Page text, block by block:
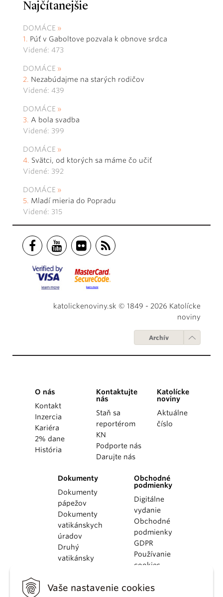
Vaše nastavenie cookies
Najčítanejšie
DOMÁCE
Púť v Gaboltove pozvala k obnove srdca
Videné: 473
DOMÁCE
Nezabúdajme na starých rodičov
Videné: 439
DOMÁCE
A bola svadba
Videné: 399
DOMÁCE
Svätci, od ktorých sa máme čo učiť
Videné: 392
DOMÁCE
Mladí mieria do Popradu
Videné: 315
katolickenoviny.sk © 1849 - 2026 Katolícke
noviny
Archív
O nás
Kontakt
Inzercia
Kariéra
2% dane
História
Kontaktujte
nás
Staň sa
reportérom
KN
Podporte nás
Darujte nás
Katolícke
noviny
Aktuálne
číslo
Dokumenty
Dokumenty
pápežov
Dokumenty
vatikánskych
úradov
Druhý
vatikánsky
KBS
Obchodné
podmienky
Digitálne
vydanie
Obchodné
podmienky
GDPR
Používanie
cookies